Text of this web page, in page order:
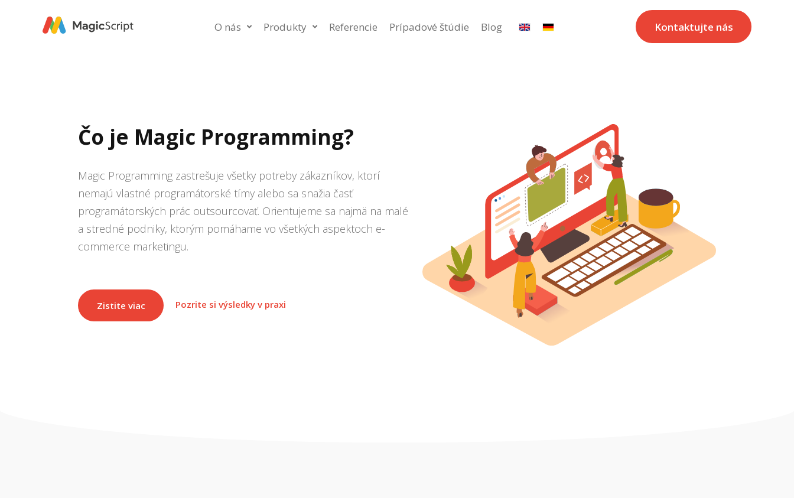
O nás Produkty Referencie Prípadové štúdie Blog Kontaktujte nás
Čo je Magic Programming?
Magic Programming zastrešuje všetky potreby zákazníkov, ktorí
nemajú vlastné programátorské tímy alebo sa snažia časť
programátorských prác outsourcovať. Orientujeme sa najmä na malé
a stredné podniky, ktorým pomáhame vo všetkých aspektoch e-
commerce marketingu.
Zistite viac Pozrite si výsledky v praxi